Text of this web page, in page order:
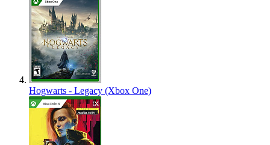
Hogwarts - Legacy (Xbox One)